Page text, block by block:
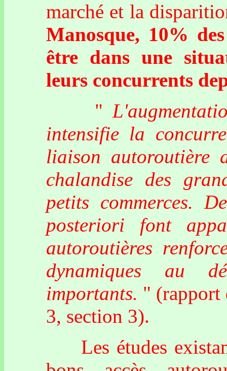
marché et la
Manosque, 10%
être dans une
leurs concurrents
"
intensifie la
liaison autoroutière
chalandise des
petits commerces.
posteriori font
autoroutières
dynamiques au
importants. " (rapport
3, section 3).
Les études